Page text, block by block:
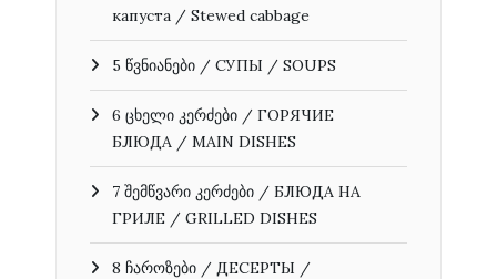
капуста / Stewed cabbage
5 წვნიანები / СУПЫ / SOUPS
6 ცხელი კერძები / ГОРЯЧИЕ
БЛЮДА / MAIN DISHES
7 შემწვარი კერძები / БЛЮДА НА
ГРИЛЕ / GRILLED DISHES
8 ჩაროზები / ДЕСЕРТЫ /